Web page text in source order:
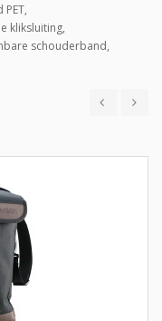
kliksluiting,
schouderband,